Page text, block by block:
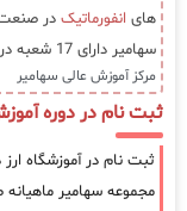
های انفورماتیک در
سهامیر دارای 17 شعبه در داخل و خارج از کشور میباشد.
مرکز آموزش عالی سهامیر
ثبت نام در دوره
ثبت نام در آموزشگاه
مجموعه سهامیر